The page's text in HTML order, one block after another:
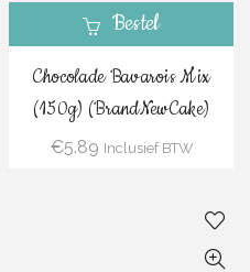
Bestel
Chocolade Bavarois Mix
(150g) (BrandNewCake)
€5.89 Inclusief BTW